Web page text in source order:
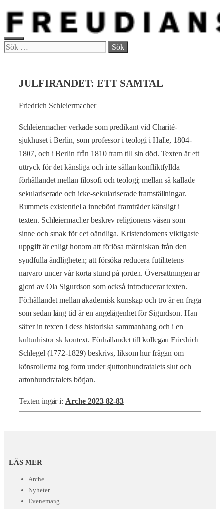
Hoppa
innehåll
MENY
Sök
JULFIRANDET: ETT SAMTAL
Friedrich Schleiermacher
Schleiermacher verkade som predikant vid Charité-
sjukhuset i Berlin, som professor i teologi i Halle, 1804-
1807, och i Berlin från 1810 fram till sin död. Texten är ett
uttryck för det känsliga och inte sällan konfliktfyllda
förhållandet mellan filosofi och teologi; mellan så kallade
sekulariserade och icke-sekulariserade framställningar.
Rummets existentiella innebörd framträder känsligt i
texten. Schleiermacher beskrev religionens väsen som
sinne och smak för det oändliga. Kristendomens viktigaste
uppgift är enligt honom att förlösa människan från den
syndfulla ändligheten; att försöka reducera futilitetens
närvaro under vår korta stund på jorden. Översättningen är
gjord av Ola Sigurdson som också introducerar texten.
Förhållandet mellan akademisk kunskap och tro är en fråga
som sedan lång tid är en angelägenhet för Sigurdson. Han
sätter in texten i dess historiska sammanhang och i en
kulturhistorisk kontext. Förhållandet till kollegan Friedrich
Schlegel (1772-1829) beskrivs, liksom hur frågan om
könsrollerna tog form under sjuttonhundratalets slut och
artonhundratalets början.
Texten ingår i: Arche 2023 82-83
LÄS MER
Arche
Nyheter
Evenemang